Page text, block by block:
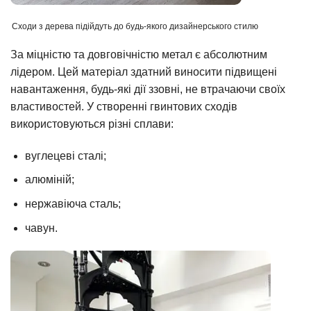
Сходи з дерева підійдуть до будь-якого дизайнерського стилю
За міцністю та довговічністю метал є абсолютним
лідером. Цей матеріал здатний виносити підвищені
навантаження, будь-які дії ззовні, не втрачаючи своїх
властивостей. У створенні гвинтових сходів
використовуються різні сплави:
вуглецеві сталі;
алюміній;
нержавіюча сталь;
чавун.